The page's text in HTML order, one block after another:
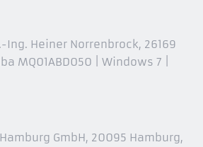
Ing. Heiner Norrenbrock, 26169
MQ01ABD050 | Windows 7 |
GmbH, 20095 Hamburg,